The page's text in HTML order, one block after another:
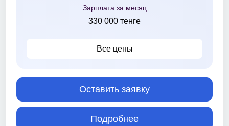
Зарплата за месяц
330 000 тенге
Все цены
Оставить заявку
Подробнее